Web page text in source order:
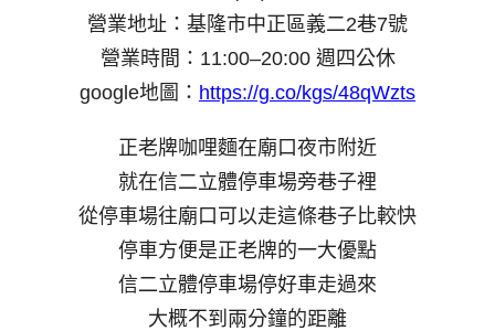
營業地址：基隆市中正區義二2巷7號
營業時間：11:00–20:00 週四公休
google地圖： https://g.co/kgs/48qWzts
正老牌咖哩麵在廟口夜市附近
就在信二立體停車場旁巷子裡
從停車場往廟口可以走這條巷子比較快
停車方便是正老牌的一大優點
信二立體停車場停好車走過來
大概不到兩分鐘的距離